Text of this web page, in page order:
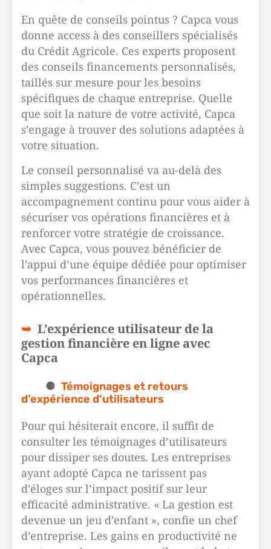
En quête de conseils pointus ? Capca vous
donne access à des conseillers spécialisés
du Crédit Agricole. Ces experts proposent
des conseils financements personnalisés,
taillés sur mesure pour les besoins
spécifiques de chaque entreprise. Quelle
que soit la nature de votre activité, Capca
s’engage à trouver des solutions adaptées à
votre situation.
Le conseil personnalisé va au-delà des
simples suggestions. C’est un
accompagnement continu pour vous aider à
sécuriser vos opérations financières et à
renforcer votre stratégie de croissance.
Avec Capca, vous pouvez bénéficier de
l’appui d’une équipe dédiée pour optimiser
vos performances financières et
opérationnelles.
L’expérience utilisateur de la
gestion financière en ligne avec
Capca
Témoignages et retours
d’expérience d’utilisateurs
Pour qui hésiterait encore, il suffit de
consulter les témoignages d’utilisateurs
pour dissiper ses doutes. Les entreprises
ayant adopté Capca ne tarissent pas
d’éloges sur l’impact positif sur leur
efficacité administrative. « La gestion est
devenue un jeu d’enfant », confie un chef
d’entreprise. Les gains en productivité ne